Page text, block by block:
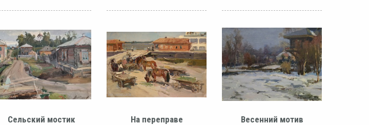
Сельский мостик На переправе Весенний мотив